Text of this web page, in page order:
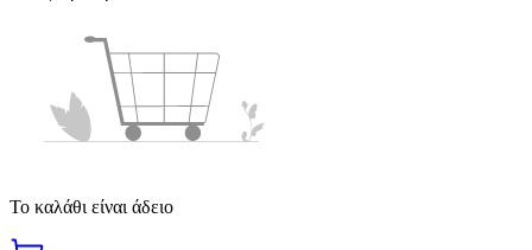
Το καλάθι είναι άδειο